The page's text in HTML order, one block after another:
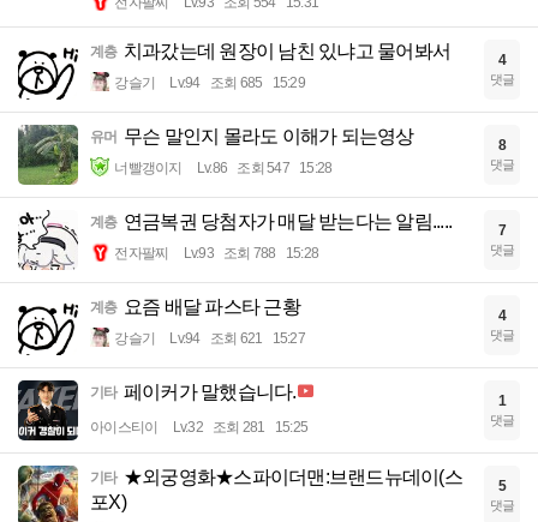
계층 치과갔는데 원장이 남친 있냐고 물어봐서
강슬기 Lv.94 조회 685 15:29
4
댓글
유머 무슨 말인지 몰라도 이해가 되는영상
너빨갱이지 Lv.86 조회 547 15:28
8
댓글
계층 연금복권 당첨자가 매달 받는다는 알림.....
전자팔찌 Lv.93 조회 788 15:28
7
댓글
계층 요즘 배달 파스타 근황
강슬기 Lv.94 조회 621 15:27
4
댓글
기타 페이커가 말했습니다.
아이스티이 Lv.32 조회 281 15:25
1
댓글
기타 ★외궁영화★스파이더맨:브랜드뉴데이(스
포X)
5
댓글